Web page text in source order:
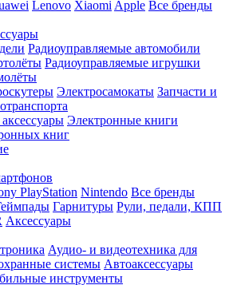
Lenovo Xiaomi Apple Все бренды
Радиоуправляемые автомобили
Радиоуправляемые игрушки
Электросамокаты Запчасти и
Электронные книги
книг
PlayStation Nintendo Все бренды
Гарнитуры Рули, педали, КПП
Аксессуары
Аудио- и видеотехника для
системы Автоаксессуары
инструменты